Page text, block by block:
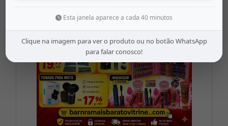
Esta janela aparece a cada 40 minutos
Clique na imagem para ver o produto ou no botão WhatsApp
para falar conosco!
R$35,81